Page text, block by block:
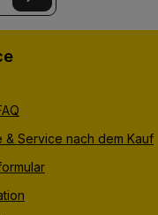
& Service nach dem Kauf